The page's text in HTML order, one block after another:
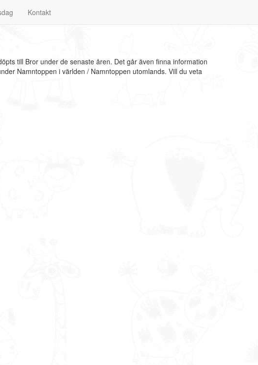
Kontakt
till Bror under de senaste åren. Det går även finna information
Namntoppen i världen / Namntoppen utomlands. Vill du veta